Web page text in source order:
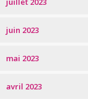
juin 2023
mai 2023
avril 2023